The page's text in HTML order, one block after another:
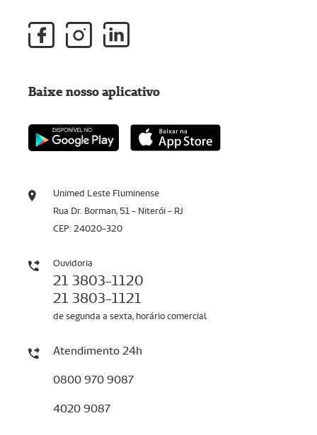
Unimed Leste Fluminense
Rua Dr. Borman, 51 - Niterói - RJ
CEP: 24020-320
Ouvidoria
21 3803-1120
21 3803-1121
de segunda a sexta, horário comercial
Atendimento 24h
0800 970 9087
4020 9087
Baixe nosso aplicativo